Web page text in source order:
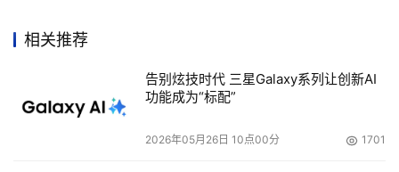
定、控制数据复制功能。CA EVA运用HP在控制器和虚拟技
据整合性以及高可用性。
不论是园区，都市或是跨洲的距离，HP
相关推荐
告别炫技时代 三星Galaxy系列让创新AI
功能成为“标配”
2026年05月26日 10点00分 1701